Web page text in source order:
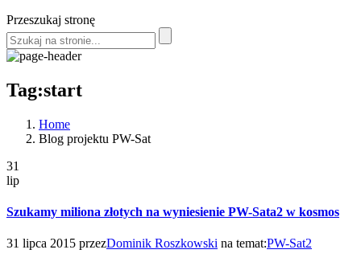
Przeszukaj stronę
Tag:start
Home
Blog projektu PW-Sat
31
lip
Szukamy miliona złotych na wyniesienie PW-Sata2 w kosmos
31 lipca 2015 przezDominik Roszkowski na temat:PW-Sat2